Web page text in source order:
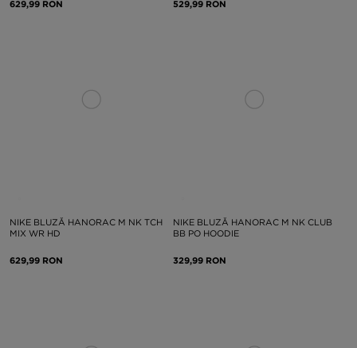
629,99 RON 529,99 RON
NIKE BLUZĂ HANORAC M NK TCH
MIX WR HD
629,99 RON
NIKE BLUZĂ HANORAC M NK CLUB
BB PO HOODIE
329,99 RON